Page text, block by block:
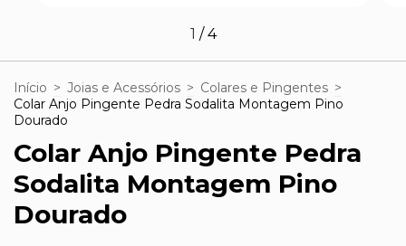
1 /4
Início > Joias e Acessórios > Colares e Pingentes >
Colar Anjo Pingente Pedra Sodalita Montagem Pino
Dourado
Colar Anjo Pingente Pedra
Sodalita Montagem Pino
Dourado